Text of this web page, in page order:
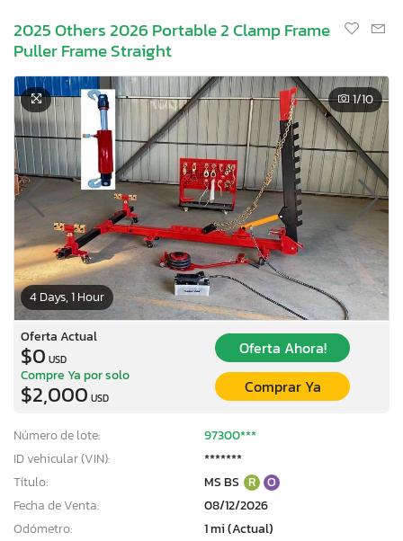
2025 Others 2026 Portable 2 Clamp Frame
Puller Frame Straight
4 Days, 1 Hour
1/10
Oferta Actual
$0 USD
Oferta Ahora!
Compre Ya por solo
$2,000 USD
Comprar Ya
Número de lote:
97300***
ID vehicular (VIN):
*******
Título:
MS BS R O
Fecha de Venta:
08/12/2026
Odómetro:
1 mi (Actual)